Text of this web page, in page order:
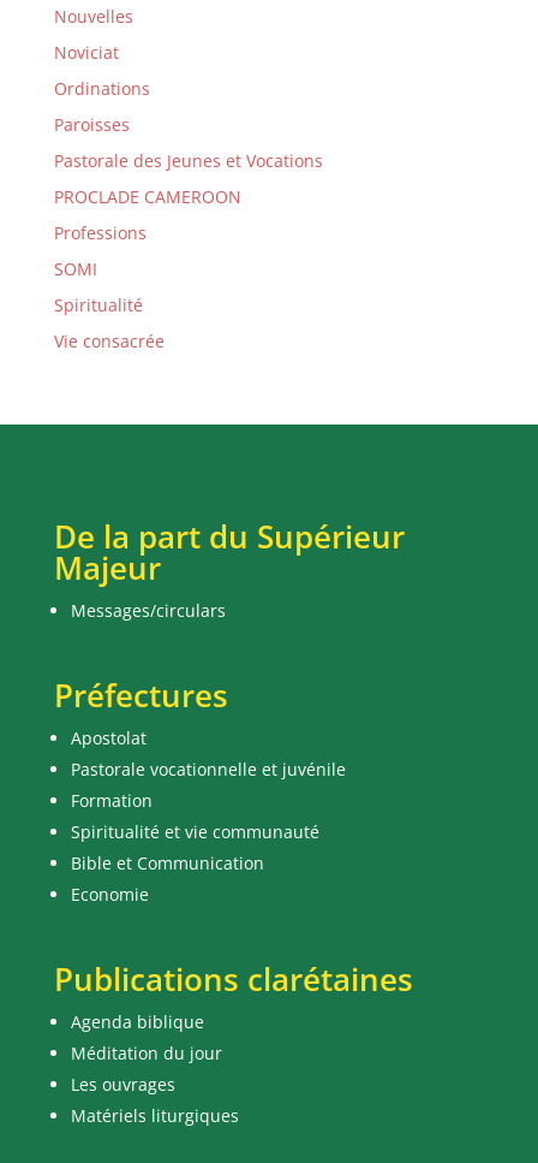
Nouvelles
Noviciat
Ordinations
Paroisses
Pastorale des Jeunes et Vocations
PROCLADE CAMEROON
Professions
SOMI
Spiritualité
Vie consacrée
De la part du Supérieur
Majeur
Messages/circulars
Préfectures
Apostolat
Pastorale vocationnelle et juvénile
Formation
Spiritualité et vie communauté
Bible et Communication
Economie
Publications clarétaines
Agenda biblique
Méditation du jour
Les ouvrages
Matériels liturgiques